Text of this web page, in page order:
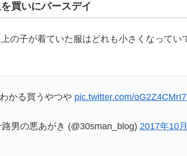
買いにバースデイ
上の子が着ていた服はどれも小さくなって
かる買うやつや pic.twitter.com/oG2Z4CMrI7
男の悪あがき (@30sman_blog) 2017年10